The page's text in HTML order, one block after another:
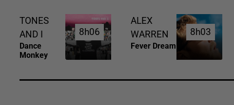
TONES
AND I
Dance
Monkey
8h06
8h06
ALEX
WARREN
Fever Dream
8h03
8h03